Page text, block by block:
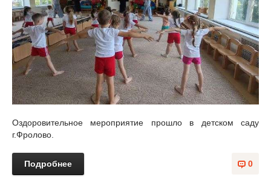
Оздоровительное мероприятие прошло в детском саду
г.Фролово.
0
Подробнее